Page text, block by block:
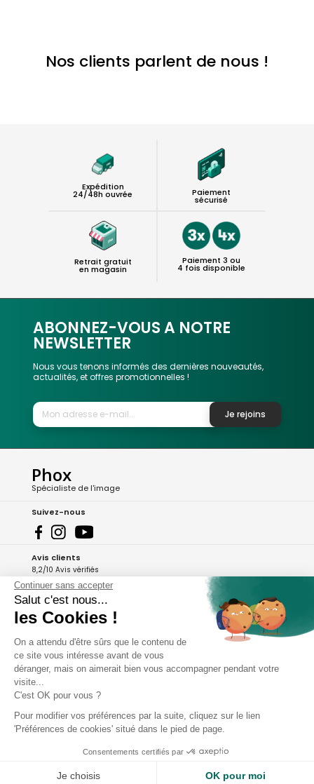
Nos clients parlent de nous !
Expédition
24/48h ouvrée Paiement
sécurisé
Retrait gratuit
en magasin
Paiement 3 ou
4 fois disponible
ABONNEZ-VOUS A NOTRE
NEWSLETTER
Nous vous tenons informés des dernières nouveautés,
actualités, et offres promotionnelles !
Je rejoins
Phox
Spécialiste de l'image
Suivez-nous
Avis clients
8,2/10 Avis vérifiés
L'Appli Phox
A propos de Phox
Services et garanties
Continuer sans accepter
Salut c'est nous...
les Cookies !
On a attendu d'être sûrs que le contenu de
ce site vous intéresse avant de vous
déranger, mais on aimerait bien vous accompagner pendant votre
visite...
C'est OK pour vous ?
Pour modifier vos préférences par la suite, cliquez sur le lien
'Préférences de cookies' situé dans le pied de page.
Consentements certifiés par
Je choisis OK pour moi